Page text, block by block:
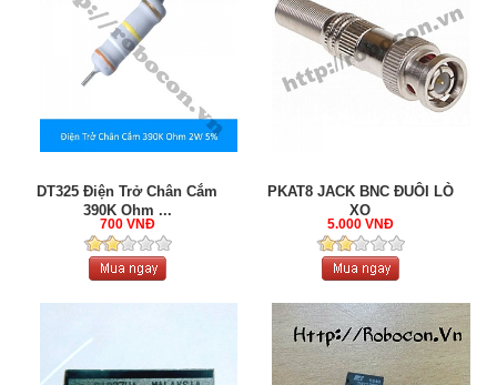
DT325 Điện Trở Chân Cắm
390K Ohm ...
700 VNĐ
PKAT8 JACK BNC ĐUÔI LÒ
XO
5.000 VNĐ